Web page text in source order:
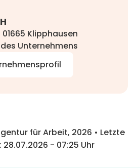
01665 Klipphausen
Unternehmens
für Arbeit, 2026 • Letzte
28.07.2026 - 07:25 Uhr